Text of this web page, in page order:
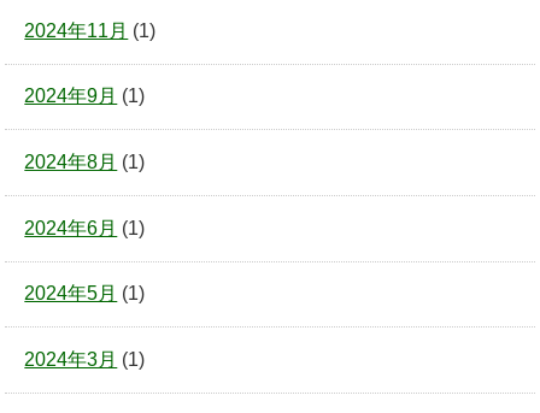
2024年11月 (1)
2024年9月 (1)
2024年8月 (1)
2024年6月 (1)
2024年5月 (1)
2024年3月 (1)